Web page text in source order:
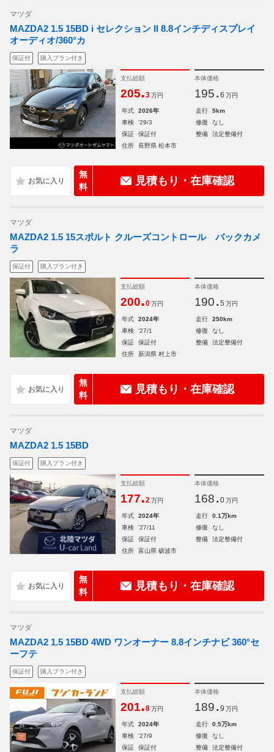
マツダ
MAZDA2 1.5 15BD i セレクション II 8.8インチディスプレイ
オーディオ/360°カ
保証付 購入プラン付き
支払総額
205.3 万円
本体価格
195. 6 万円
年式 2026年 走行
5km
車検
'29/3 修復
なし
保証
保証付 整備
法定整備付
住所
長野県 松本市
無
料
見積もり・在庫確認
マツダ
MAZDA2 1.5 15スポルト クルーズコントロール バックカメ
ラ
保証付 購入プラン付き
支払総額
200.0 万円
本体価格
190. 5 万円
年式 2024年 走行
250km
車検
'27/1 修復
なし
保証
保証付 整備
法定整備付
住所
新潟県 村上市
無
料
見積もり・在庫確認
マツダ
MAZDA2 1.5 15BD
保証付 購入プラン付き
支払総額
177.2 万円
本体価格
168. 0 万円
年式 2024年 走行
0.1万km
車検
'27/11 修復
なし
保証
保証付 整備
法定整備付
住所
富山県 砺波市
無
料
見積もり・在庫確認
マツダ
MAZDA2 1.5 15BD 4WD ワンオーナー 8.8インチナビ 360°セ
ーフテ
保証付 購入プラン付き
支払総額
201.8 万円
本体価格
189. 9 万円
年式 2024年 走行
0.5万km
車検
'27/9 修復
なし
保証
保証付 整備 法定整備付